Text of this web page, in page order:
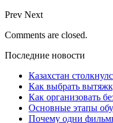
Prev Next
Comments are closed.
Последние новости
Казахстан
Как выбрать
Как организовать
Основные этапы
Почему одни